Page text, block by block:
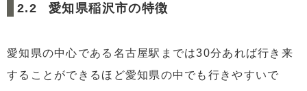
愛知県稲沢市の特徴
愛知県の中心である名古屋駅までは30分あれば行き来
することができるほど愛知県の中でも行きやすいで